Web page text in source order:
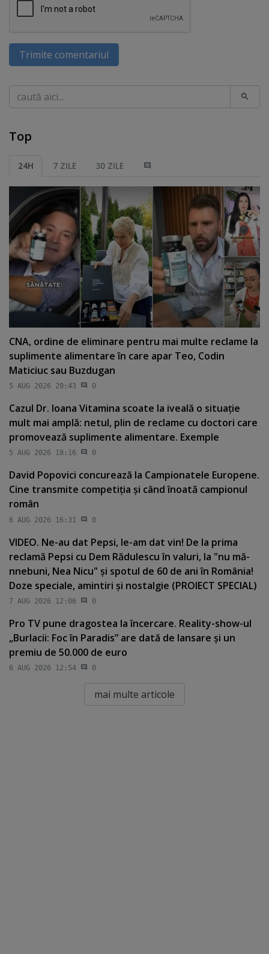
Trimite comentariul
Caută
Top
24H 7 ZILE 30 ZILE
CNA, ordine de eliminare pentru mai multe reclame la
suplimente alimentare în care apar Teo, Codin
Maticiuc sau Buzdugan
5 AUG 2026 20:43 0
Cazul Dr. Ioana Vitamina scoate la iveală o situaţie
mult mai amplă: netul, plin de reclame cu doctori care
promovează suplimente alimentare. Exemple
5 AUG 2026 18:16 0
David Popovici concurează la Campionatele Europene.
Cine transmite competiţia şi când înoată campionul
român
6 AUG 2026 16:31 0
VIDEO. Ne-au dat Pepsi, le-am dat vin! De la prima
reclamă Pepsi cu Dem Rădulescu în valuri, la "nu mă-
nnebuni, Nea Nicu" şi spotul de 60 de ani în România!
Doze speciale, amintiri şi nostalgie (PROIECT SPECIAL)
7 AUG 2026 12:06 0
Pro TV pune dragostea la încercare. Reality-show-ul
„Burlacii: Foc în Paradis” are dată de lansare şi un
premiu de 50.000 de euro
6 AUG 2026 12:54 0
mai multe articole